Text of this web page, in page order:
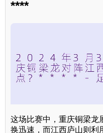
****
这场比赛中，重庆铜梁龙
换迅速，而江西庐山则利